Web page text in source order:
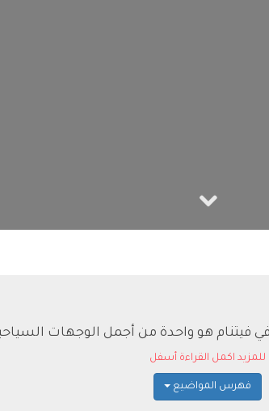
للمزيد اكمل القراءة أسفل
فهرس المواضيع